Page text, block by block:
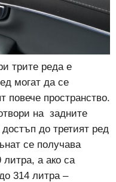
трите реда е
могат да се
повече пространство.
на задните
до третият ред
се получава
литра, а ако са
314 литра –